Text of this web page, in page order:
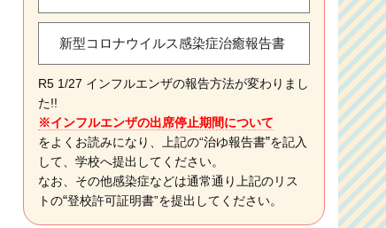
新型コロナウイルス感染症治癒報告書
R5 1/27 インフルエンザの報告方法が変わりまし
た!!
※インフルエンザの出席停止期間について
をよくお読みになり、上記の“治ゆ報告書”を記入
して、学校へ提出してください。
なお、その他感染症などは通常通り上記のリス
トの“登校許可証明書”を提出してください。